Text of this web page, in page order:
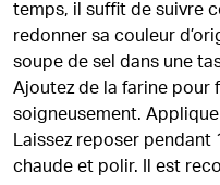
temps, il suffit de suivre
redonner sa couleur
soupe de sel dans une
Ajoutez de la farine pour
soigneusement.
Laissez reposer pendant
chaude et polir. Il est